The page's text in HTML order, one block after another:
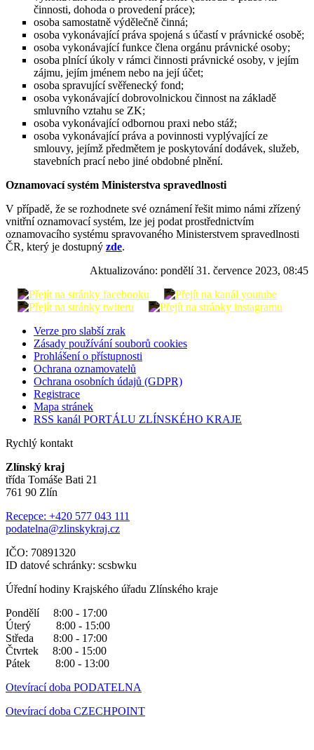
činnosti, dohoda o provedení práce);
osoba samostatně výdělečně činná;
osoba vykonávající práva spojená s účastí v právnické osobě;
osoba vykonávající funkce člena orgánu právnické osoby;
osoba plnící úkoly v rámci činnosti právnické osoby, v jejím
zájmu, jejím jménem nebo na její účet;
osoba spravující svěřenecký fond;
osoba vykonávající dobrovolnickou činnost na základě
smluvního vztahu se ZK;
osoba vykonávající odbornou praxi nebo stáž;
osoba vykonávající práva a povinnosti vyplývající ze
smlouvy, jejímž předmětem je poskytování dodávek, služeb,
stavebních prací nebo jiné obdobné plnění.
Oznamovací systém Ministerstva spravedlnosti
V případě, že se rozhodnete své oznámení řešit mimo námi zřízený
vnitřní oznamovací systém, lze jej podat prostřednictvím
oznamovacího systému spravovaného Ministerstvem spravedlnosti
ČR, který je dostupný zde.
Aktualizováno: pondělí 31. července 2023, 08:45
Verze pro slabší zrak
Zásady používání souborů cookies
Prohlášení o přístupnosti
Ochrana oznamovatelů
Ochrana osobních údajů (GDPR)
Registrace
Mapa stránek
RSS kanál PORTÁLU ZLÍNSKÉHO KRAJE
Rychlý kontakt
Zlínský kraj
třída Tomáše Bati 21
761 90 Zlín
Recepce: +420 577 043 111
podatelna@zlinskykraj.cz
IČO: 70891320
ID datové schránky: scsbwku
Úřední hodiny Krajského úřadu Zlínského kraje
Pondělí 8:00 - 17:00
Úterý 8:00 - 15:00
Středa 8:00 - 17:00
Čtvrtek 8:00 - 15:00
Pátek 8:00 - 13:00
Otevírací doba PODATELNA
Otevírací doba CZECHPOINT